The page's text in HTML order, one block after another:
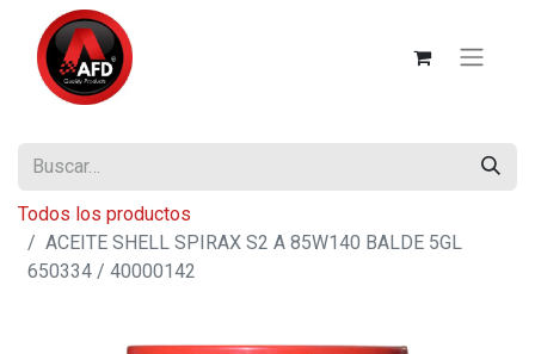
Todos los productos
ACEITE SHELL SPIRAX S2 A 85W140 BALDE 5GL
650334 / 40000142